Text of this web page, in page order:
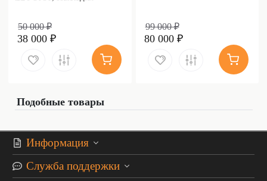
50 000 ₽
38 000 ₽
99 000 ₽
80 000 ₽
Подобные товары
Информация
Служба поддержки